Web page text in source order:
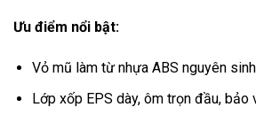
Ưu điểm nổi bật:
Vỏ mũ làm từ nhựa ABS nguyên
Lớp xốp EPS dày, ôm trọn đầu, bảo